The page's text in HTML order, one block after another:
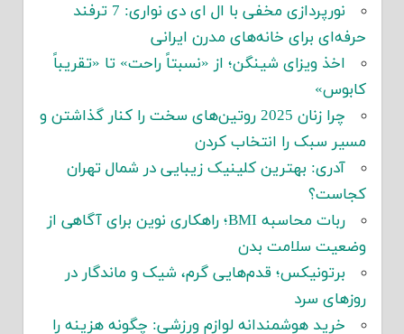
نورپردازی مخفی با ال ای دی نواری: 7 ترفند
حرفه‌ای برای خانه‌های مدرن ایرانی
اخذ ویزای شینگن؛ از «نسبتاً راحت» تا «تقریباً
کابوس»
چرا زنان 2025 روتین‌های سخت را کنار گذاشتن و
مسیر سبک را انتخاب کردن
آدری: بهترین کلینیک زیبایی در شمال تهران
کجاست؟
ربات محاسبه BMI؛ راهکاری نوین برای آگاهی از
وضعیت سلامت بدن
برتونیکس؛ قدم‌هایی گرم، شیک و ماندگار در
روزهای سرد
خرید هوشمندانه لوازم ورزشی: چگونه هزینه را